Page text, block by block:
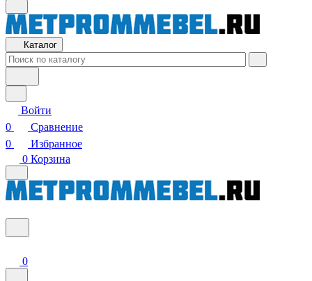
Каталог
Войти
0
Сравнение
0
Избранное
0 Корзина
0